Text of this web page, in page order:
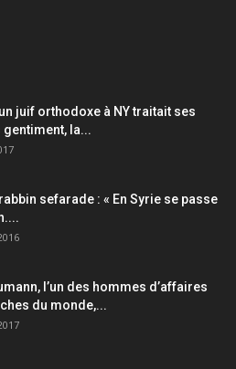
juif orthodoxe à NY traitait ses
la...
sefarade : « En Syrie se passe
l’un des hommes d’affaires
du monde,...